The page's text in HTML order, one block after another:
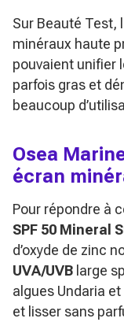
Sur Beauté Test,
minéraux haute
pouvaient unifier
parfois gras et
beaucoup
Osea
écran
Pour répondre à
SPF 50 Mineral
d’oxyde de zinc
UVA/UVB large
algues Undaria
et lisser sans